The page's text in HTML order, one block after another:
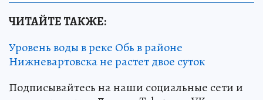
ЧИТАЙТЕ ТАКЖЕ:
Уровень воды в реке Обь в районе
Нижневартовска не растет двое суток